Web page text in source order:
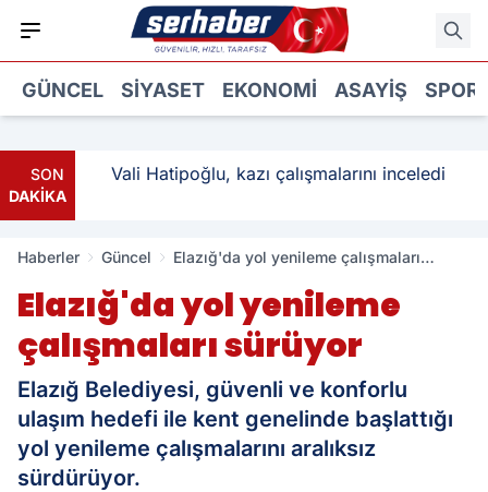
GÜNCEL SIYASET EKONOMI ASAYIŞ SPOR
SON
DAKİKA
Vali Hatipoğlu, kazı çalışmalarını inceledi
Haberler Güncel
Elazığ'da yol yenileme çalışmaları
Elazığ'da yol yenileme
çalışmaları sürüyor
Elazığ Belediyesi, güvenli ve konforlu
ulaşım hedefi ile kent genelinde başlattığı
yol yenileme çalışmalarını aralıksız
sürdürüyor.